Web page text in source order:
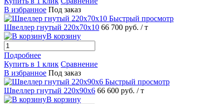
В избранное Под заказ
Быстрый просмотр
Швеллер гнутый 220х70х10 66 700 руб. / т
В корзину
Подробнее
Купить в 1 клик Сравнение
В избранное Под заказ
Быстрый просмотр
Швеллер гнутый 220х90х6 66 600 руб. / т
В корзину